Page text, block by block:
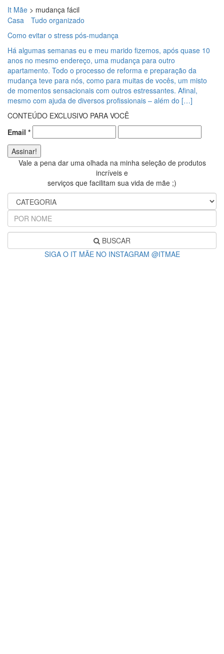
It Mãe > mudança fácil
Casa
Tudo organizado
Como evitar o stress pós-mudança
Há algumas semanas eu e meu marido fizemos, após quase 10
anos no mesmo endereço, uma mudança para outro
apartamento. Todo o processo de reforma e preparação da
mudança teve para nós, como para muitas de vocês, um misto
de momentos sensacionais com outros estressantes. Afinal,
mesmo com ajuda de diversos profissionais – além do […]
CONTEÚDO EXCLUSIVO PARA VOCÊ
Email *
Vale a pena dar uma olhada na minha seleção de produtos
incríveis e
serviços que facilitam sua vida de mãe ;)
BUSCAR
SIGA O IT MÃE NO INSTAGRAM @ITMAE